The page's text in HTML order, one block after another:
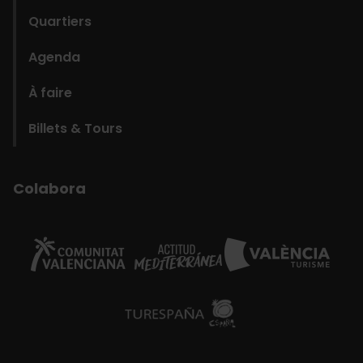
Quartiers
Agenda
À faire
Billets & Tours
Colabora